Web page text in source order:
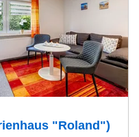
"Roland")